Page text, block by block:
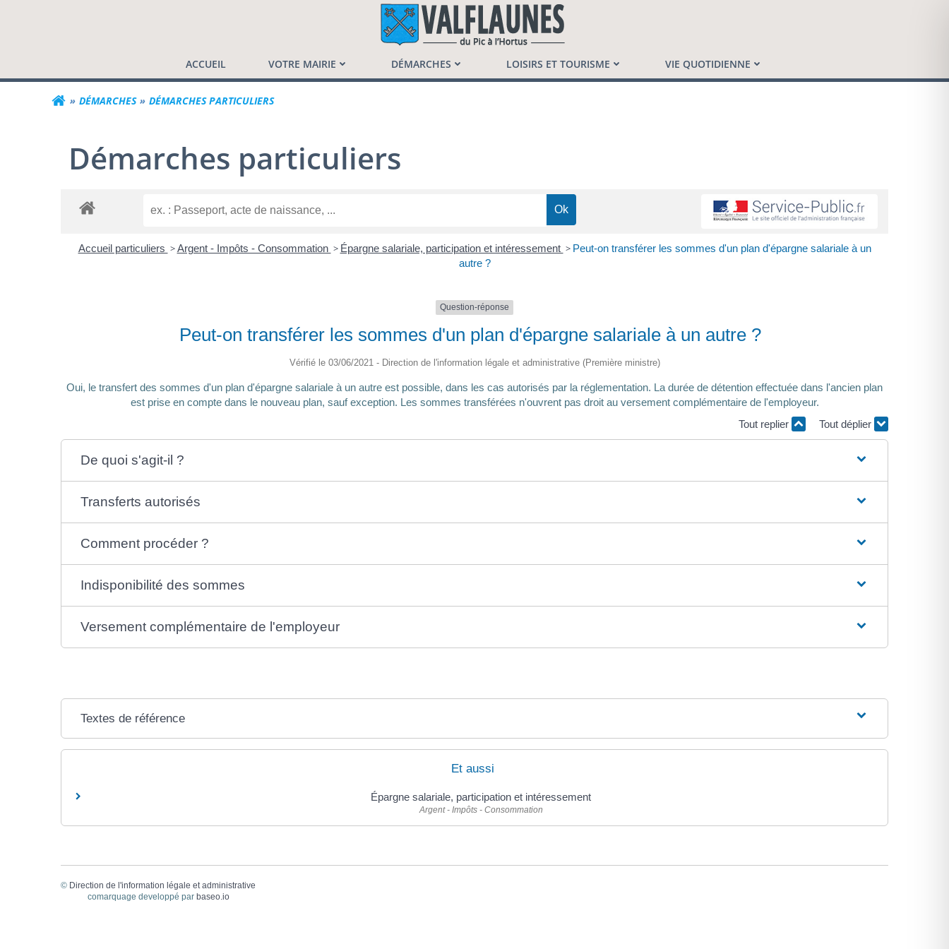
Commune de Valflaunès
ACCUEIL VOTRE MAIRIE DÉMARCHES LOISIRS ET TOURISME VIE QUOTIDIENNE
DÉMARCHES DÉMARCHES PARTICULIERS
Démarches particuliers
Accueil particuliers > Argent - Impôts - Consommation > Épargne salariale, participation et intéressement > Peut-on transférer les sommes d'un plan d'épargne salariale à un
autre ?
Question-réponse
Peut-on transférer les sommes d'un plan d'épargne salariale à un autre ?
Vérifié le 03/06/2021 - Direction de l'information légale et administrative (Première ministre)
Oui, le transfert des sommes d'un plan d'épargne salariale à un autre est possible, dans les cas autorisés par la réglementation. La durée de détention effectuée dans l'ancien plan
est prise en compte dans le nouveau plan, sauf exception. Les sommes transférées n'ouvrent pas droit au versement complémentaire de l'employeur.
Tout replier
Tout déplier
De quoi s'agit-il ?
Transferts autorisés
Comment procéder ?
Indisponibilité des sommes
Versement complémentaire de l'employeur
Textes de référence
Et aussi
Épargne salariale, participation et intéressement
Argent - Impôts - Consommation
© Direction de l'information légale et administrative
comarquage developpé par baseo.io